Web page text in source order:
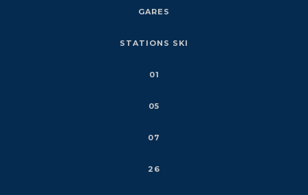
GARES
STATIONS SKI
01
05
07
26